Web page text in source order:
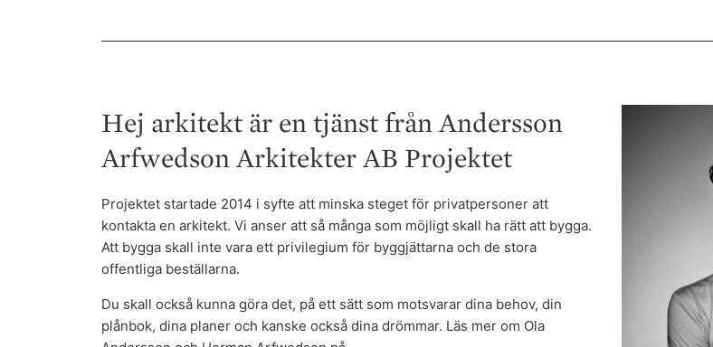
Hej arkitekt är en tjänst från Andersson
Arfwedson Arkitekter AB Projektet
Projektet startade 2014 i syfte att minska steget för privatpersoner att
kontakta en arkitekt. Vi anser att så många som möjligt skall ha rätt att bygga.
Att bygga skall inte vara ett privilegium för byggjättarna och de stora
offentliga beställarna.
Du skall också kunna göra det, på ett sätt som motsvarar dina behov, din
plånbok, dina planer och kanske också dina drömmar. Läs mer om Ola